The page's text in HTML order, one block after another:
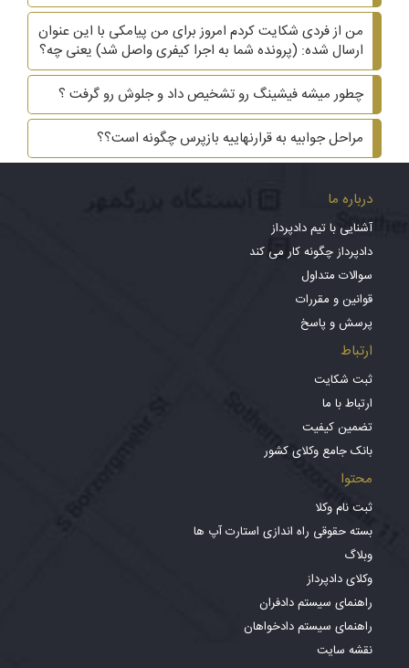
من از فردی شکایت کردم امروز برای من پیامکی با این عنوان
ارسال شده: (پرونده شما به اجرا کیفری واصل شد) یعنی چه؟
چطور میشه فیشینگ رو تشخیص داد و جلوش رو گرفت ؟
مراحل جوابیه به قرارنهاییه بازپرس چگونه است؟؟
درباره ما
آشنایی با تیم دادپرداز
دادپرداز چگونه کار می کند
سوالات متداول
قوانین و مقررات
پرسش و پاسخ
ارتباط
ثبت شکایت
ارتباط با ما
تضمین کیفیت
بانک جامع وکلای کشور
محتوا
ثبت نام وکلا
بسته حقوقی راه اندازی استارت آپ ها
وبلاگ
وکلای دادپرداز
راهنمای سیستم دادفران
راهنمای سیستم دادخواهان
نقشه سایت